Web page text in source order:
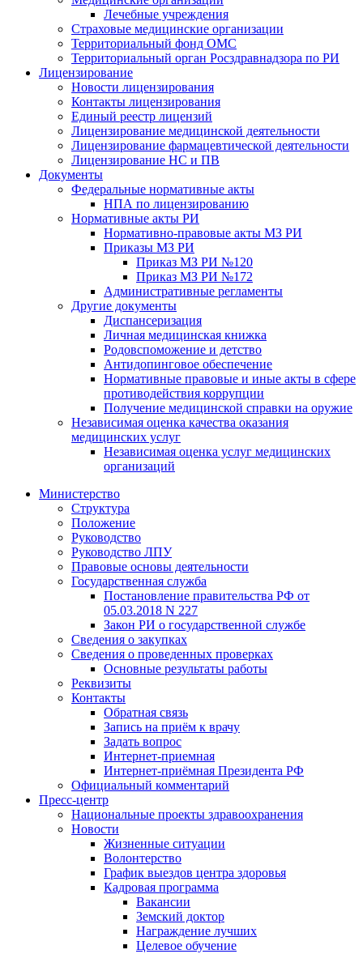
Лечебные учреждения
Страховые медицинские организации
Территориальный фонд ОМС
Территориальный орган Росздравнадзора по РИ
Лицензирование
Новости лицензирования
Контакты лицензирования
Единый реестр лицензий
Лицензирование медицинской деятельности
Лицензирование фармацевтической деятельности
Лицензирование НС и ПВ
Документы
Федеральные нормативные акты
НПА по лицензированию
Нормативные акты РИ
Нормативно-правовые акты МЗ РИ
Приказы МЗ РИ
Приказ МЗ РИ №120
Приказ МЗ РИ №172
Административные регламенты
Другие документы
Диспансеризация
Личная медицинская книжка
Родовспоможение и детство
Антидопинговое обеспечение
Нормативные правовые и иные акты в сфере
противодействия коррупции
Получение медицинской справки на оружие
Независимая оценка качества оказания
медицинских услуг
Независимая оценка услуг медицинскиx
организаций
Министерство
Структура
Положение
Руководство
Руководство ЛПУ
Правовые основы деятельности
Государственная служба
Постановление правительства РФ от
05.03.2018 N 227
Закон РИ о государственной службе
Сведения о закупках
Сведения о проведенных проверках
Основные результаты работы
Реквизиты
Контакты
Обратная связь
Запись на приём к врачу
Задать вопрос
Интернет-приемная
Интернет-приёмная Президента РФ
Официальный комментарий
Пресс-центр
Национальные проекты здравоохранения
Новости
Жизненные ситуации
Волонтерство
График выездов центра здоровья
Кадровая программа
Вакансии
Земский доктор
Награждение лучших
Целевое обучение